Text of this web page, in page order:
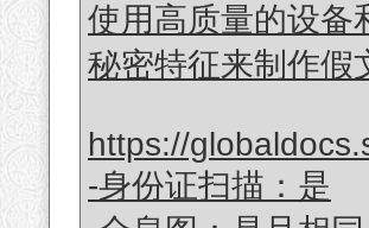
使用高质量的设备
秘密特征来制作假
https://
-身份证扫描：是